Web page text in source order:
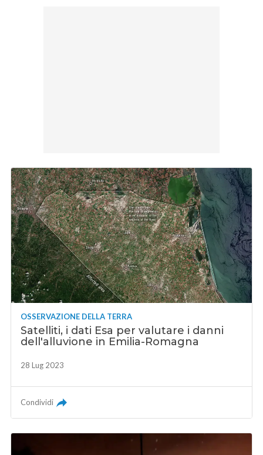
OSSERVAZIONE DELLA TERRA
Satelliti, i dati Esa per valutare i danni
dell'alluvione in Emilia-Romagna
28 Lug 2023
Condividi